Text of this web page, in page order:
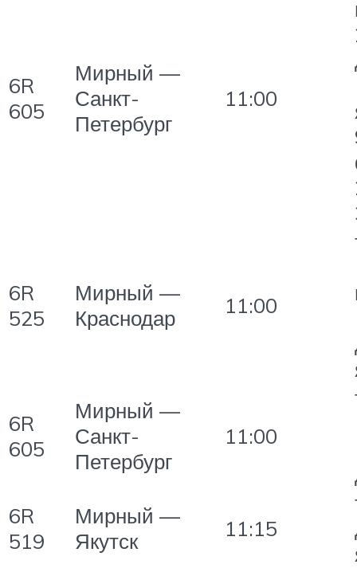
6R
605
Мирный —
Санкт-
Петербург
11:00
6R
525
Мирный —
Краснодар
11:00
6R
605
Мирный —
Санкт-
Петербург
11:00
6R
519
Мирный —
Якутск
11:15